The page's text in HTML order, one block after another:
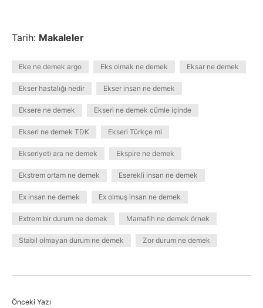
Tarih: Makaleler
Eke ne demek argo Eks olmak ne demek Eksar ne demek
Ekser hastalığı nedir Ekser insan ne demek
Eksere ne demek Ekseri ne demek cümle içinde
Ekseri ne demek TDK Ekseri Türkçe mi
Ekseriyeti ara ne demek Ekspire ne demek
Ekstrem ortam ne demek Eserekli insan ne demek
Ex insan ne demek Ex olmuş insan ne demek
Extrem bir durum ne demek Mamafih ne demek örnek
Stabil olmayan durum ne demek Zor durum ne demek
Önceki Yazı